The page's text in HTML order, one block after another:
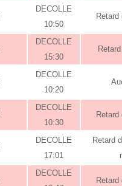
DECOLLE
10:50
Retard
DECOLLE
15:30
DECOLLE
10:20
DECOLLE
10:30
Retard
DECOLLE
17:01
Retard
DECOLLE
Retard